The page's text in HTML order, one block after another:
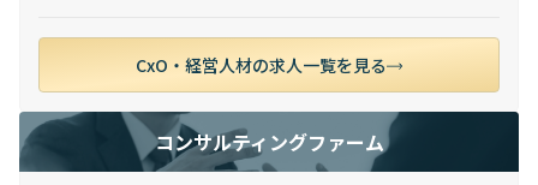
CxO・経営人材の求人一覧を見る
コンサルティングファーム